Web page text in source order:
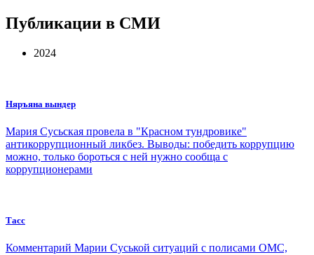
Публикации в СМИ
2024
Няръяна вындер
Мария Сусьская провела в "Красном тундровике"
антикоррупционный ликбез. Выводы: победить коррупцию
можно, только бороться с ней нужно сообща с
коррупционерами
Тасс
Комментарий Марии Суськой ситуаций с полисами ОМС,